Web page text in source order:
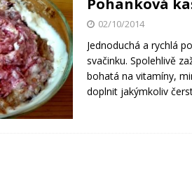
Pohanková
02/10/2014
Jednoduchá a rychlá
svačinku. Spolehlivě
bohatá na vitamíny,
doplnit jakýmkoliv